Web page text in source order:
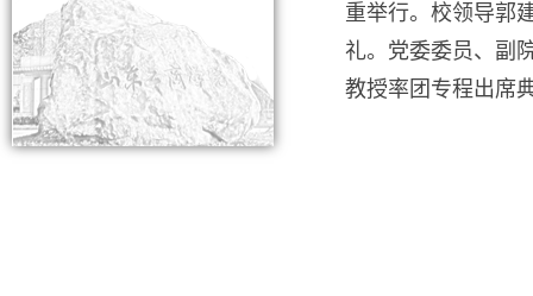
重举行。校领导郭
礼。党委委员、副
教授率团专程出席